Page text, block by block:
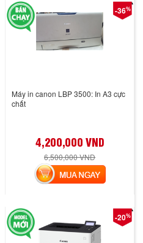
-36%
Máy in canon LBP 3500: In A3 cực
chất
4,200,000 VND
6,500,000 VND
MUA NGAY
-20%